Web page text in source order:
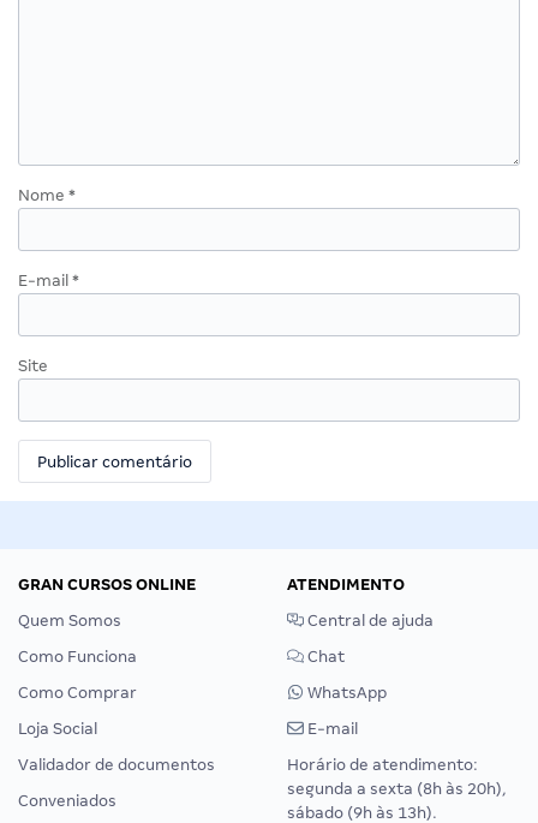
Nome *
E-mail *
Site
GRAN CURSOS ONLINE
Quem Somos
Como Funciona
Como Comprar
Loja Social
Validador de documentos
Conveniados
ATENDIMENTO
Central de ajuda
Chat
WhatsApp
E-mail
Horário de atendimento:
segunda a sexta (8h às 20h),
sábado (9h às 13h).